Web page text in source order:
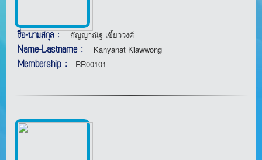
ชื่อ-นามสกุล : กัญญาณัฐ เขี้ยววงศ์
Name-Lastname : Kanyanat Kiawwong
Membership : RR00101